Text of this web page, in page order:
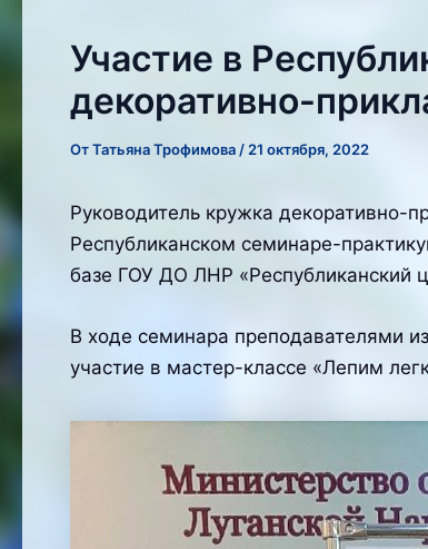
Участие в
декоративно-
ОтТатьяна Трофимова / 21 октября, 2022
Руководитель кружка декоративно-
Республиканском семинаре-
базе ГОУ ДО ЛНР «Республиканский
В ходе семинара преподавателями
участие в мастер-классе «Лепим